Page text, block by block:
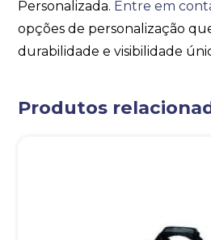
Personalizada. Entre em
opções de personalização
durabilidade e visibilidade
Produtos